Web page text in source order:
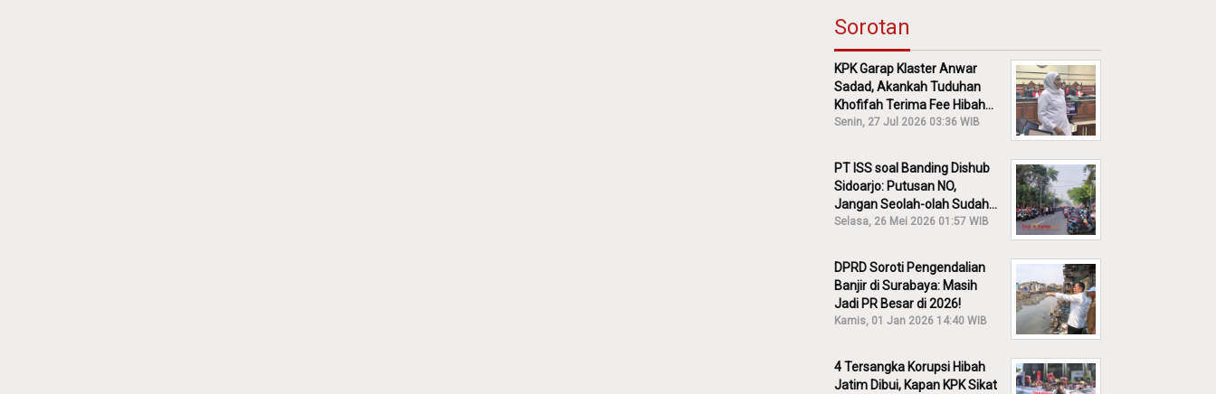
Sorotan
KPK Garap Klaster Anwar
Sadad, Akankah Tuduhan
Khofifah Terima Fee Hibah
30% Diusut?
Senin, 27 Jul 2026 03:36 WIB
PT ISS soal Banding Dishub
Sidoarjo: Putusan NO,
Jangan Seolah-olah Sudah
Menang!
Selasa, 26 Mei 2026 01:57 WIB
DPRD Soroti Pengendalian
Banjir di Surabaya: Masih
Jadi PR Besar di 2026!
Kamis, 01 Jan 2026 14:40 WIB
4 Tersangka Korupsi Hibah
Jatim Dibui, Kapan KPK Sikat